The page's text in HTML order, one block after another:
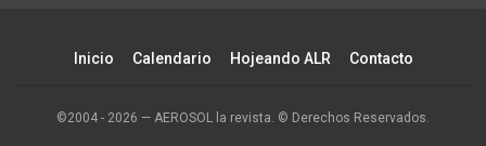
Inicio Calendario Hojeando ALR Contacto
©2004 - 2026 — AEROSOL la revista. © Derechos Reservados.